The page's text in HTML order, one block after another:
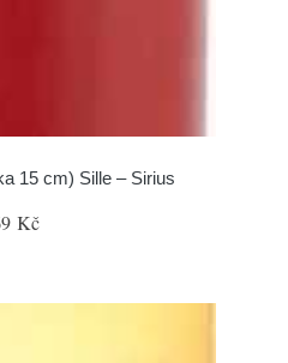
15 cm) Sille – Sirius
Kč